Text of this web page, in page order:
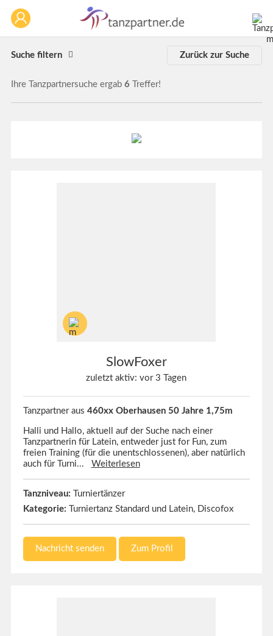
Suche filtern Zurück zur Suche
Ihre Tanzpartnersuche ergab 6Treffer!
SlowFoxer
zuletzt aktiv: vor 3 Tagen
Tanzpartner aus 460xx Oberhausen 50 Jahre 1,75m
Halli und Hallo, aktuell auf der Suche nach einer
Tanzpartnerin für Latein, entweder just for Fun, zum
freien Training (für die unentschlossenen), aber natürlich
auch für Turni... Weiterlesen
Tanzniveau:
Turniertänzer
Kategorie:
Turniertanz Standard und Latein, Discofox
Nachricht senden Zum Profil